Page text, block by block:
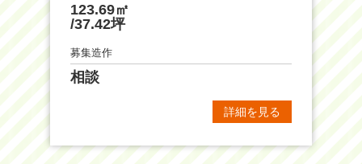
123.69㎡
/37.42坪
募集造作
相談
詳細を見る